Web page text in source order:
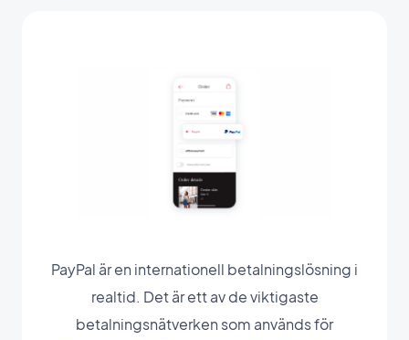
PayPal är en internationell betalningslösning i
realtid. Det är ett av de viktigaste
betalningsnätverken som används för